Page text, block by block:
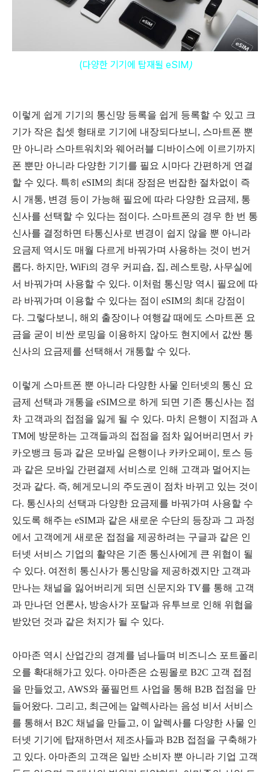
(다양한 기기에 탑재될 eSIM )
이렇게 쉽게 기기의 통신망 등록을 쉽게 등록할 수 있고 크
기가 작은 칩셋 형태로 기기에 내장되다보니, 스마트폰 뿐
만 아니라 스마트워치와 웨어러블 디바이스에 이르기까지
폰 뿐만 아니라 다양한 기기를 필요 시마다 간편하게 연결
할 수 있다. 특히 eSIM의 최대 장점은 번잡한 절차없이 즉
시 개통, 변경 등이 가능해 필요에 따라 다양한 요금제, 통
신사를 선택할 수 있다는 점이다. 스마트폰의 경우 한 번 통
신사를 결정하면 타통신사로 변경이 쉽지 않을 뿐 아니라
요금제 역시도 매월 다르게 바꿔가며 사용하는 것이 번거
롭다. 하지만, WiFi의 경우 커피숍, 집, 레스토랑, 사무실에
서 바꿔가며 사용할 수 있다. 이처럼 통신망 역시 필요에 따
라 바꿔가며 이용할 수 있다는 점이 eSIM의 최대 강점이
다. 그렇다보니, 해외 출장이나 여행갈 때에도 스마트폰 요
금을 굳이 비싼 로밍을 이용하지 않아도 현지에서 값싼 통
신사의 요금제를 선택해서 개통할 수 있다.
이렇게 스마트폰 뿐 아니라 다양한 사물 인터넷의 통신 요
금제 선택과 개통을 eSIM으로 하게 되면 기존 통신사는 점
차 고객과의 접점을 잃게 될 수 있다. 마치 은행이 지점과 A
TM에 방문하는 고객들과의 접점을 점차 잃어버리면서 카
카오뱅크 등과 같은 모바일 은행이나 카카오페이, 토스 등
과 같은 모바일 간편결제 서비스로 인해 고객과 멀어지는
것과 같다. 즉, 헤게모니의 주도권이 점차 바뀌고 있는 것이
다. 통신사의 선택과 다양한 요금제를 바꿔가며 사용할 수
있도록 해주는 eSIM과 같은 새로운 수단의 등장과 그 과정
에서 고객에게 새로운 접점을 제공하려는 구글과 같은 인
터넷 서비스 기업의 활약은 기존 통신사에게 큰 위협이 될
수 있다. 여전히 통신사가 통신망을 제공하겠지만 고객과
만나는 채널을 잃어버리게 되면 신문지와 TV를 통해 고객
과 만나던 언론사, 방송사가 포탈과 유투브로 인해 위협을
받았던 것과 같은 처지가 될 수 있다.
아마존 역시 산업간의 경계를 넘나들며 비즈니스 포트폴리
오를 확대해가고 있다. 아마존은 쇼핑몰로 B2C 고객 접점
을 만들었고, AWS와 풀필먼트 사업을 통해 B2B 접점을 만
들어왔다. 그리고, 최근에는 알렉사라는 음성 비서 서비스
를 통해서 B2C 채널을 만들고, 이 알렉사를 다양한 사물 인
터넷 기기에 탑재하면서 제조사들과 B2B 접점을 구축해가
고 있다. 아마존의 고객은 일반 소비자 뿐 아니라 기업 고객